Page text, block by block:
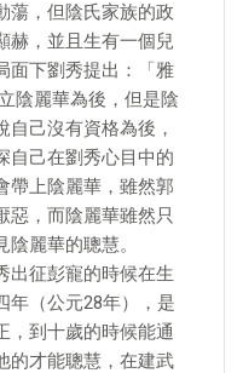
蕩，但陰氏家族的政
赫，並且生有一個兒
面下劉秀提出：「雅
陰麗華為後，但是陰
己沒有資格為後，
自己在劉秀心目中的
帶上陰麗華，雖然郭
惡，而陰麗華雖然只
麗華的聰慧。
出征彭寵的時候在生
年（公元28年），是
，到十歲的時候能通
的才能聰慧，在建武